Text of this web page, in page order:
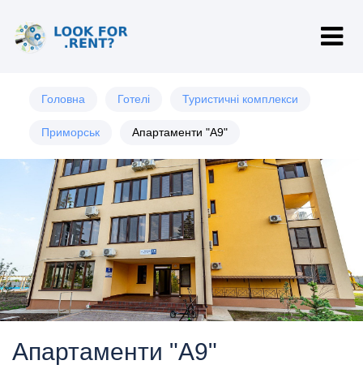
Головна Готелі Туристичні комплекси
Приморськ Апартаменти "А9"
Апартаменти "А9"